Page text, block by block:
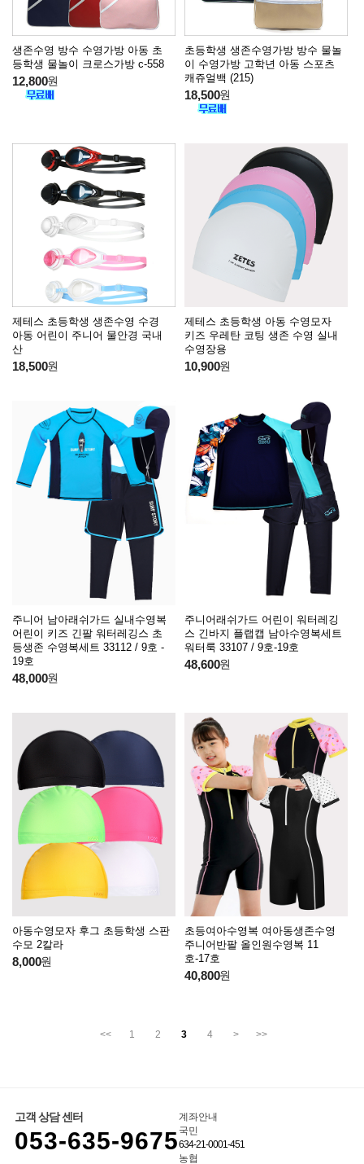
생존수영 방수 수영가방 아동 초
등학생 물놀이 크로스가방 c-558
12,800원
초등학생 생존수영가방 방수 물놀
이 수영가방 고학년 아동 스포츠
캐쥬얼백 (215)
18,500원
제테스 초등학생 생존수영 수경
아동 어린이 주니어 물안경 국내
산
18,500원
제테스 초등학생 아동 수영모자
키즈 우레탄 코팅 생존 수영 실내
수영장용
10,900원
주니어 남아래쉬가드 실내수영복
어린이 키즈 긴팔 워터레깅스 초
등생존 수영복세트 33112 / 9호 -
19호
48,000원
주니어래쉬가드 어린이 워터레깅
스 긴바지 플랩캡 남아수영복세트
워터룩 33107 / 9호-19호
48,600원
아동수영모자 후그 초등학생 스판
수모 2칼라
8,000원
초등여아수영복 여아동생존수영
주니어반팔 올인원수영복 11
호-17호
40,800원
<< 1 2 3 4 > >>
고객 상담 센터
053-635-9675
계좌안내
국민
634-21-0001-451
농협